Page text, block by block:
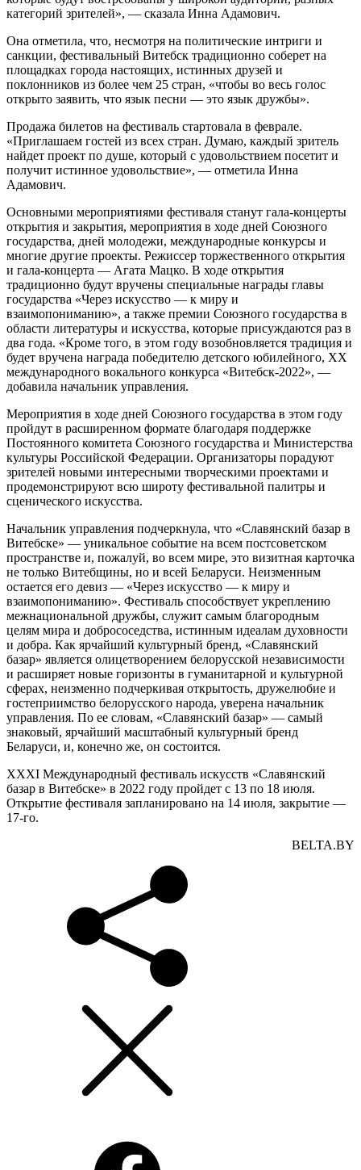
категорий зрителей», — сказала Инна Адамович.
Она отметила, что, несмотря на политические интриги и
санкции, фестивальный Витебск традиционно соберет на
площадках города настоящих, истинных друзей и
поклонников из более чем 25 стран, «чтобы во весь голос
открыто заявить, что язык песни — это язык дружбы».
Продажа билетов на фестиваль стартовала в феврале.
«Приглашаем гостей из всех стран. Думаю, каждый зритель
найдет проект по душе, который с удовольствием посетит и
получит истинное удовольствие», — отметила Инна
Адамович.
Основными мероприятиями фестиваля станут гала-концерты
открытия и закрытия, мероприятия в ходе дней Союзного
государства, дней молодежи, международные конкурсы и
многие другие проекты. Режиссер торжественного открытия
и гала-концерта — Агата Мацко. В ходе открытия
традиционно будут вручены специальные награды главы
государства «Через искусство — к миру и
взаимопониманию», а также премии Союзного государства в
области литературы и искусства, которые присуждаются раз в
два года. «Кроме того, в этом году возобновляется традиция и
будет вручена награда победителю детского юбилейного, XX
международного вокального конкурса «Витебск-2022», —
добавила начальник управления.
Мероприятия в ходе дней Союзного государства в этом году
пройдут в расширенном формате благодаря поддержке
Постоянного комитета Союзного государства и Министерства
культуры Российской Федерации. Организаторы порадуют
зрителей новыми интересными творческими проектами и
продемонстрируют всю широту фестивальной палитры и
сценического искусства.
Начальник управления подчеркнула, что «Славянский базар в
Витебске» — уникальное событие на всем постсоветском
пространстве и, пожалуй, во всем мире, это визитная карточка
не только Витебщины, но и всей Беларуси. Неизменным
остается его девиз — «Через искусство — к миру и
взаимопониманию». Фестиваль способствует укреплению
межнациональной дружбы, служит самым благородным
целям мира и добрососедства, истинным идеалам духовности
и добра. Как ярчайший культурный бренд, «Славянский
базар» является олицетворением белорусской независимости
и расширяет новые горизонты в гуманитарной и культурной
сферах, неизменно подчеркивая открытость, дружелюбие и
гостеприимство белорусского народа, уверена начальник
управления. По ее словам, «Славянский базар» — самый
знаковый, ярчайший масштабный культурный бренд
Беларуси, и, конечно же, он состоится.
XXXI Международный фестиваль искусств «Славянский
базар в Витебске» в 2022 году пройдет с 13 по 18 июля.
Открытие фестиваля запланировано на 14 июля, закрытие —
17-го.
BELTA.BY